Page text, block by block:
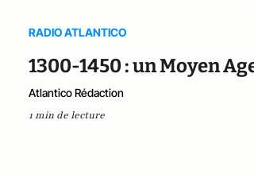
RADIO ATLANTICO
1300-1450 : un Moyen
Atlantico Rédaction
1 min de lecture